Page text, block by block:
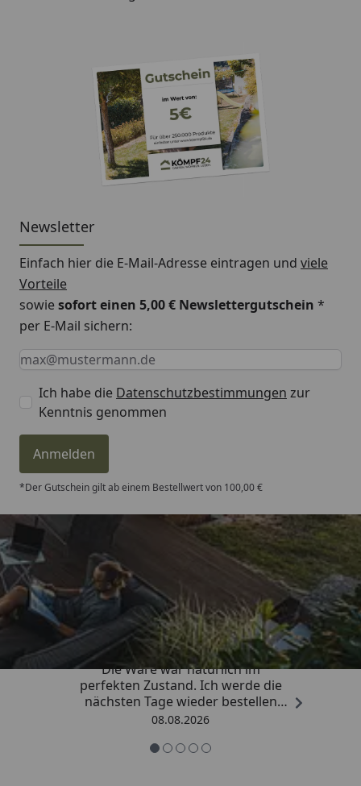
Newsletter
Einfach hier die E-Mail-Adresse eintragen und viele
Vorteile
sowiesofort einen 5,00 € Newslettergutschein *
per E-Mail sichern:
Keine Eingabe erforderlich
Eingabe erforderlich
E-Mail *
Ich habe die Datenschutzbestimmungen zur
Kenntnis genommen
Anmelden
*Der Gutschein gilt ab einem Bestellwert von 100,00 €
Trusted Shops
4,81/ 5
„Hervorragend schnelle Lieferung.
Die Ware war natürlich im
perfekten Zustand. Ich werde die
nächsten Tage wieder bestellen
Grüße an die Belegschaft gute
08.08.2026